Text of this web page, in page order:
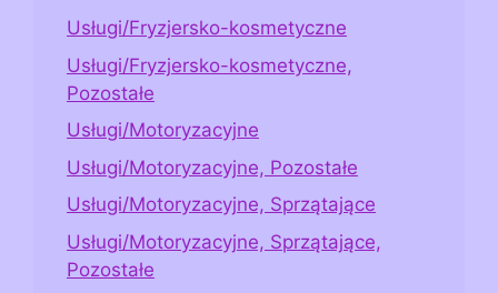
Usługi/Fryzjersko-kosmetyczne
Usługi/Fryzjersko-kosmetyczne,
Pozostałe
Usługi/Motoryzacyjne
Usługi/Motoryzacyjne, Pozostałe
Usługi/Motoryzacyjne, Sprzątające
Usługi/Motoryzacyjne, Sprzątające,
Pozostałe